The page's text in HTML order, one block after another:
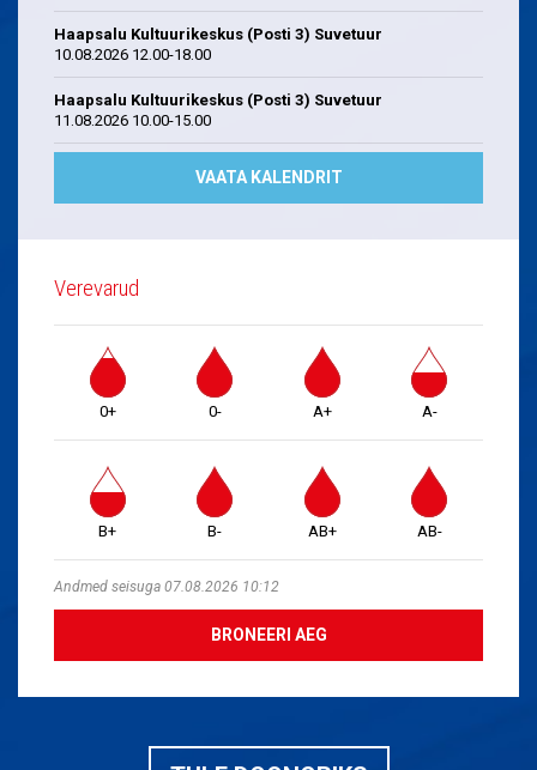
Haapsalu Kultuurikeskus (Posti 3) Suvetuur
10.08.2026 12.00-18.00
Haapsalu Kultuurikeskus (Posti 3) Suvetuur
11.08.2026 10.00-15.00
VAATA KALENDRIT
Verevarud
0+ 0- A+ A-
B+ B- AB+ AB-
Andmed seisuga 07.08.2026 10:12
BRONEERI AEG